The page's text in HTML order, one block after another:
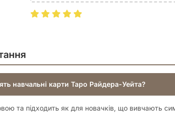
навчальні карти Таро Райдера-Уейта?
та підходить як для новачків, що вивчають